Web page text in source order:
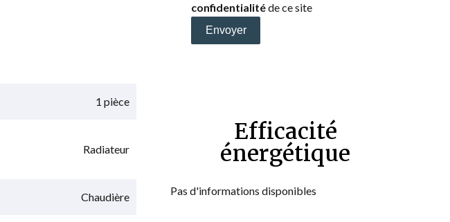
1 pièce
Radiateur
Chaudière
confidentialitéde ce site
Envoyer
Efficacité
énergétique
Pas d'informations disponibles